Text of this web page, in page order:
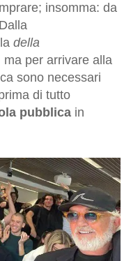
insomma: da
della
per arrivare alla
sono necessari
di tutto
pubblica in